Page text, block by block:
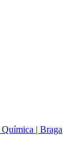
| Braga